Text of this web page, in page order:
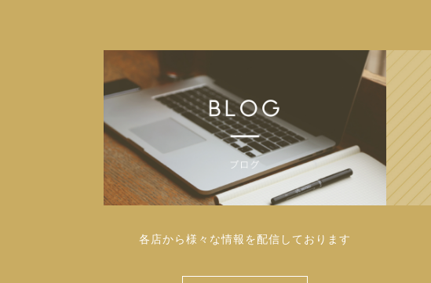
各店から様々な情報を配信しております